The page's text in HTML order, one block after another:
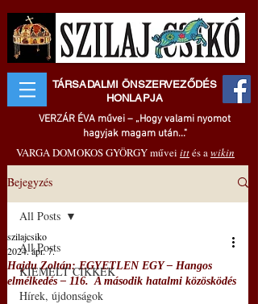
TÁRSADALMI ÖNSZERVEZŐDÉS
HONLAPJA
VERZÁR ÉVA művei – „Hogy valami nyomot
hagyjak magam után..."
VARGA DOMOKOS GYÖRGY művei ittés awikin
Bejegyzés
All Posts
KIEMELT CIKKEK
Hírek, újdonságok
All Posts
Hajdu Zoltán: EGYETLEN EGY – Hangos
elmélkedés – 116. A második hatalmi közösködés
szilajcsiko
2024. ápr. 7.